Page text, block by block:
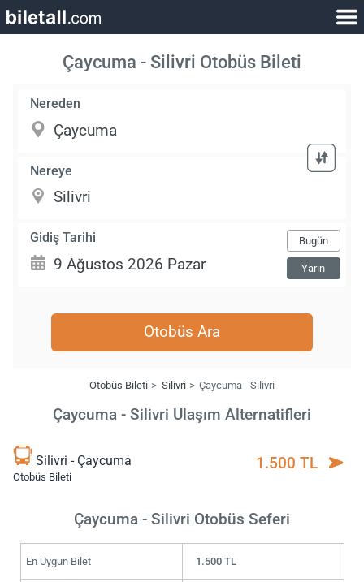
Çaycuma - Silivri Otobüs Bileti
Nereden
Nereye
Gidiş Tarihi Bugün
Yarın
Otobüs Ara
Otobüs Bileti Silivri Çaycuma - Silivri
Çaycuma - Silivri Ulaşım Alternatifleri
Silivri - Çaycuma
Otobüs Bileti
1.500 TL
Çaycuma - Silivri Otobüs Seferi
En Uygun Bilet 1.500 TL